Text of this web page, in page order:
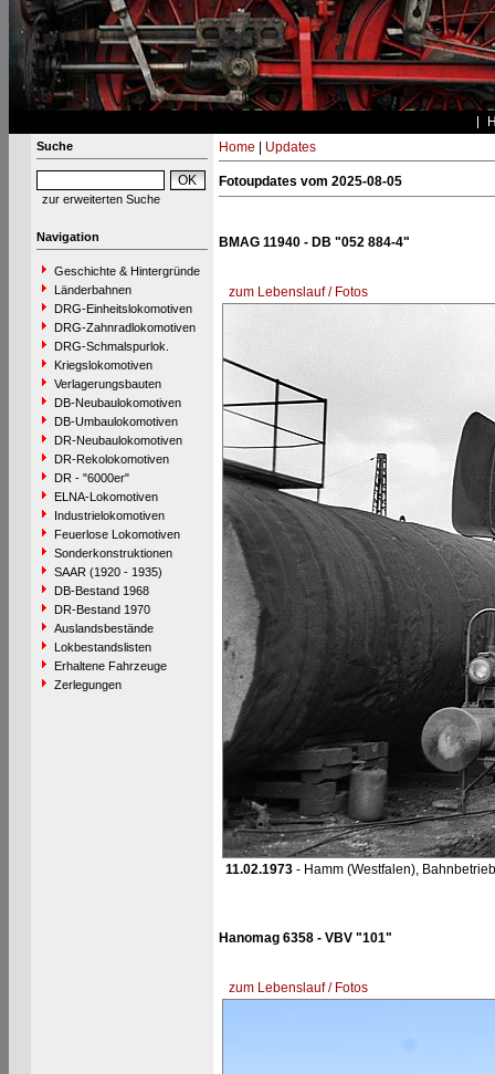
Suche
zur erweiterten Suche
Navigation
Geschichte & Hintergründe
Länderbahnen
DRG-Einheitslokomotiven
DRG-Zahnradlokomotiven
DRG-Schmalspurlok.
Kriegslokomotiven
Verlagerungsbauten
DB-Neubaulokomotiven
DB-Umbaulokomotiven
DR-Neubaulokomotiven
DR-Rekolokomotiven
DR - "6000er"
ELNA-Lokomotiven
Industrielokomotiven
Feuerlose Lokomotiven
Sonderkonstruktionen
SAAR (1920 - 1935)
DB-Bestand 1968
DR-Bestand 1970
Auslandsbestände
Lokbestandslisten
Erhaltene Fahrzeuge
Zerlegungen
Home Updates
Fotoupdates vom 2025-08-05
BMAG 11940 - DB "052 884-4"
zum Lebenslauf / Fotos
11.02.1973- Hamm (Westfalen),
Hanomag 6358 - VBV "101"
zum Lebenslauf / Fotos